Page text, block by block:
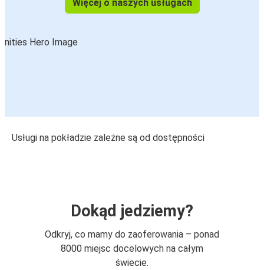
Więcej o naszych usługach
Usługi na pokładzie zależne są od dostępności
Dokąd jedziemy?
Odkryj, co mamy do zaoferowania – ponad
8000 miejsc docelowych na całym
świecie.